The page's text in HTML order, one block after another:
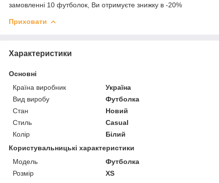
замовленні 10 футболок, Ви отримуєте знижку в -20%
Приховати
Характеристики
Основні
Країна виробник
Україна
Вид виробу
Футболка
Стан
Новий
Стиль
Casual
Колір
Білий
Користувальницькі характеристики
Мoдель
Футболка
Розмір
XS